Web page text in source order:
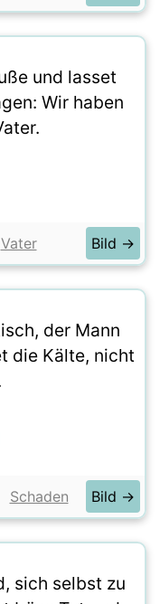
und lasset
Wir haben
Vater Bild →
der Mann
die Kälte, nicht
Schaden Bild →
sich selbst zu